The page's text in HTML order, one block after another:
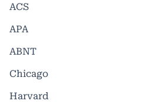
ACS
APA
ABNT
Chicago
Harvard